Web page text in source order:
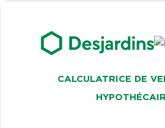
CALCULATRICE DE